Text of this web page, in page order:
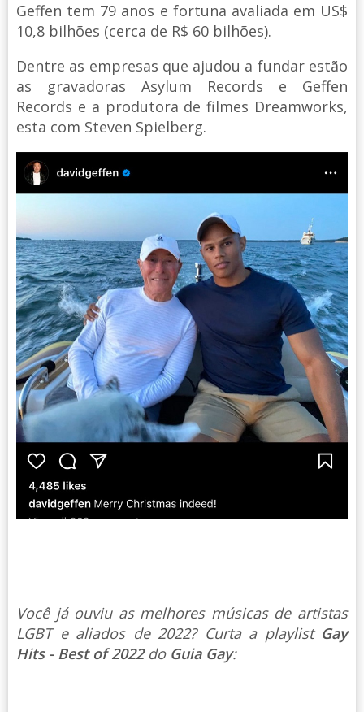
Geffen tem 79 anos e fortuna avaliada em US$
10,8 bilhões (cerca de R$ 60 bilhões).
Dentre as empresas que ajudou a fundar estão
as gravadoras Asylum Records e Geffen
Records e a produtora de filmes Dreamworks,
esta com Steven Spielberg.
Você já ouviu as melhores músicas de artistas
LGBT e aliados de 2022? Curta a playlist Gay
Hits - Best of 2022doGuia Gay: